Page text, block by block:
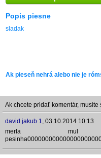
Popis piesne
sladak
Ak pieseň nehrá alebo nie je
Ak chcete pridať komentár, musíte
david jakub 1, 03.10.2014 10:13
merla mul